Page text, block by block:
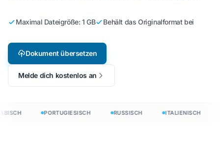
Maximal Dateigröße: 1 GB Behält das Originalformat bei
Dokument übersetzen
Melde dich kostenlos an
PORTUGIESISCH RUSSISCH ITALIENISCH